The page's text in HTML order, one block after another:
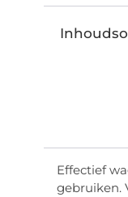
Effectief
gebruiken.